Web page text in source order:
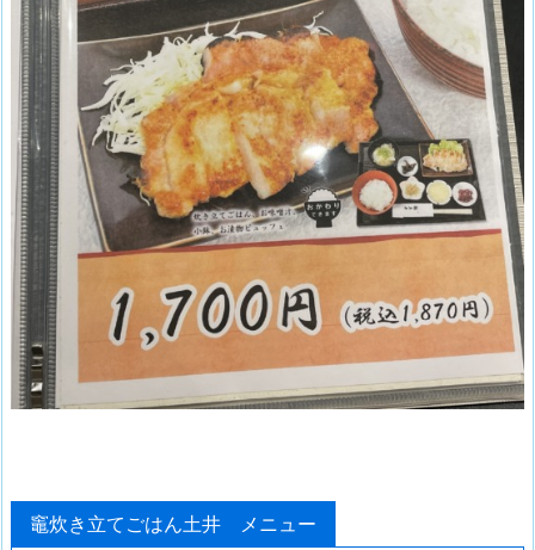
竈炊き立てごはん土井 メニュー